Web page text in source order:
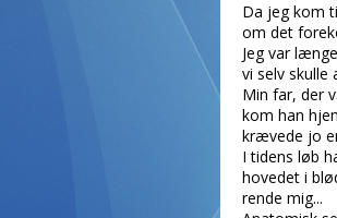
Da jeg kom
om det
Jeg var
vi selv skulle
Min far, der
kom han
krævede jo
I tidens løb
hovedet i
rende mig...